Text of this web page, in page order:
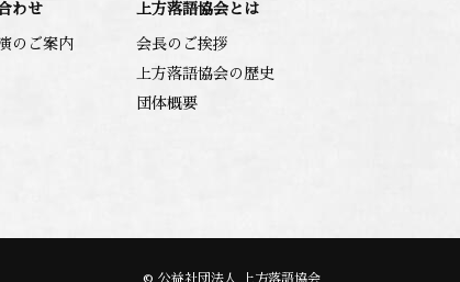
わせ
のご案内
上方落語協会とは
会長のご挨拶
上方落語協会の歴史
団体概要
© 公益社団法人 上方落語協会